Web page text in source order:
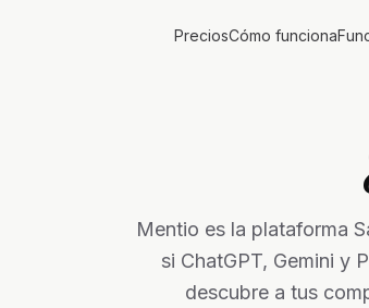
PreciosCómo funciona
Mentio es la plataforma
si ChatGPT, Gemini y
descubre a tus